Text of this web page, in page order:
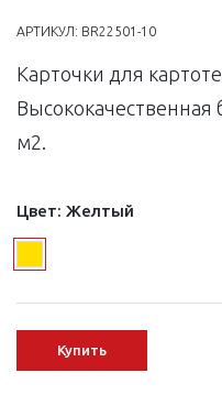
АРТИКУЛ: BR22501-10
Карточки для
Высококачественная
м2.
Цвет: Желтый
Купить